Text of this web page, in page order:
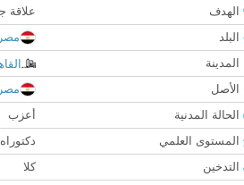
الهدف
علاقة
البلد
مصر
المدينة
الأصل
مصر
الحالة المدنية
أعزب
المستوى العلمي
دكتوراه
التدخين
كلا